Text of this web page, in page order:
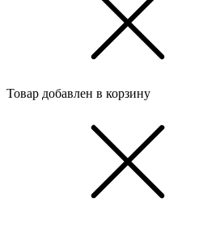
Товар добавлен в корзину